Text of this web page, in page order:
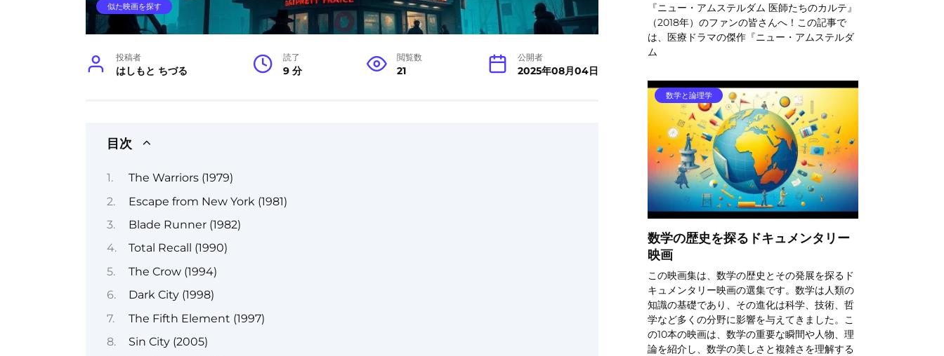
似た映画を探す
投稿者
はしもと ちづる
読了
9 分
閲覧数
21
公開者
2025年08月04日
目次
The Warriors (1979)
Escape from New York (1981)
Blade Runner (1982)
Total Recall (1990)
The Crow (1994)
Dark City (1998)
The Fifth Element (1997)
Sin City (2005)
『ニュー・アムステルダム 医師たちのカルテ』
（2018年）のファンの皆さんへ！この記事で
は、医療ドラマの傑作『ニュー・アムステルダ
ム
数学と論理学
数学の歴史を探るドキュメンタリー
映画
この映画集は、数学の歴史とその発展を探るド
キュメンタリー映画の選集です。数学は人類の
知識の基礎であり、その進化は科学、技術、哲
学など多くの分野に影響を与えてきました。こ
の10本の映画は、数学の重要な瞬間や人物、理
論を紹介し、数学の美しさと複雑さを理解する